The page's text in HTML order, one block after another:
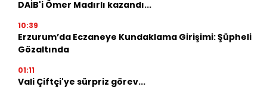
DAİB'i Ömer Madırlı kazandı...
10:39
Erzurum’da Eczaneye Kundaklama Girişimi: Şüpheli
Gözaltında
01:11
Vali Çiftçi'ye sürpriz görev...